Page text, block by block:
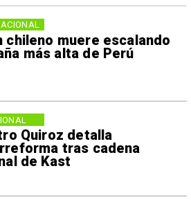
chileno muere escalando
más alta de Perú
Quiroz detalla
tras cadena
de Kast